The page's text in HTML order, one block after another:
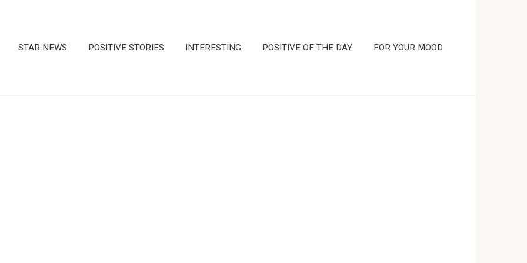
STAR NEWS POSITIVE STORIES INTERESTING POSITIVE OF THE DAY FOR YOUR MOOD